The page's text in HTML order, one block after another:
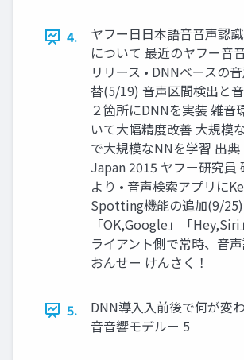
4.
ヤフー⽇日本語⾳音声認
について 最近のヤフー⾳
リリース • DNNベースの
替(5/19) 音声区間検出と
２箇所にDNNを実装 雑音
いて大幅精度改善 大規模
で大規模なNNを学習 出典
Japan 2015 ヤフー研究員
より • 音声検索アプリに
Spotting機能の追加(9/
「OK,Google」「
ライアント側で常時、音
おんせー けんさく！
5.
DNN導⼊入前後で何が変
⾳音響モデルー 5